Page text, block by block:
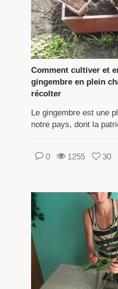
Comment cultiver et
gingembre en plein
récolter
Le gingembre est une
notre pays, dont la
0 1255 30